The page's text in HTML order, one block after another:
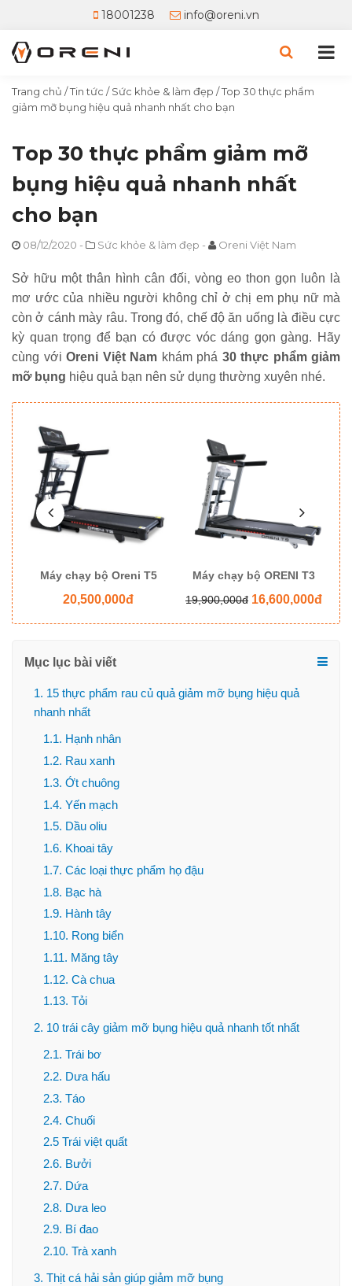
18001238 info@oreni.vn
Trang chủ /Tin tức /Sức khỏe & làm đẹp /Top 30 thực phẩm
giảm mỡ bụng hiệu quả nhanh nhất cho bạn
Top 30 thực phẩm giảm mỡ
bụng hiệu quả nhanh nhất
cho bạn
08/12/2020 - Sức khỏe & làm đẹp - Oreni Việt Nam
Sở hữu một thân hình cân đối, vòng eo thon gọn luôn là
mơ ước của nhiều người không chỉ ở chị em phụ nữ mà
còn ở cánh mày râu. Trong đó, chế độ ăn uống là điều cực
kỳ quan trọng để bạn có được vóc dáng gọn gàng. Hãy
cùng với Oreni Việt Nam khám phá 30 thực phẩm giảm
mỡ bụng hiệu quả bạn nên sử dụng thường xuyên nhé.
Máy chạy bộ Oreni T5
20,500,000đ
Máy chạy bộ ORENI T3
19,900,000đ 16,600,000đ
Mục lục bài viết
1. 15 thực phẩm rau củ quả giảm mỡ bụng hiệu quả
nhanh nhất
1.1. Hạnh nhân
1.2. Rau xanh
1.3. Ớt chuông
1.4. Yến mạch
1.5. Dầu oliu
1.6. Khoai tây
1.7. Các loại thực phẩm họ đậu
1.8. Bạc hà
1.9. Hành tây
1.10. Rong biển
1.11. Măng tây
1.12. Cà chua
1.13. Tỏi
2. 10 trái cây giảm mỡ bụng hiệu quả nhanh tốt nhất
2.1. Trái bơ
2.2. Dưa hấu
2.3. Táo
2.4. Chuối
2.5 Trái việt quất
2.6. Bưởi
2.7. Dứa
2.8. Dưa leo
2.9. Bí đao
2.10. Trà xanh
3. Thịt cá hải sản giúp giảm mỡ bụng